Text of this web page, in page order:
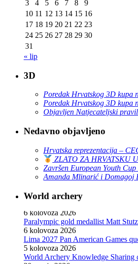
3
4 5 6 7 8
9
10 11 12 13 14 15 16
17 18 19 20 21 22 23
24 25 26 27 28 29 30
31
« lip
3D
Poredak Hrvatskog 3D kupa
Poredak Hrvatskog 3D kupa
Objavljen Natjecateljski
Nedavno objavljeno
Hrvatska reprezentacija –
ZLATO ZA HRVATSKU
Završen European Youth
Amanda Mlinarić i Domagoj
World archery
Paralympic gold medallist Matt
6 kolovoza 2026
Lima 2027 Pan American Games
5 kolovoza 2026
World Archery Knowledge Sharing
30 srpnja 2026